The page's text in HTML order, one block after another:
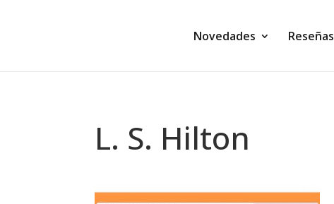
Novedades Reseñas
L. S. Hilton